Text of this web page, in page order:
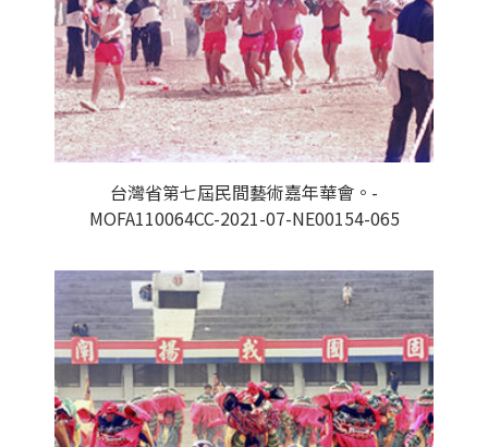
台灣省第七屆民間藝術嘉年華會。-
MOFA110064CC-2021-07-NE00154-065